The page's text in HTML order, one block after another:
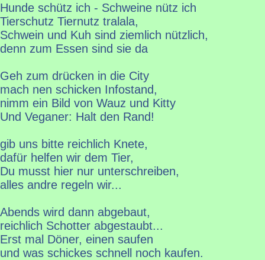
Hunde schütz ich - Schweine nütz ich
Tierschutz Tiernutz tralala,
Schwein und Kuh sind ziemlich nützlich,
denn zum Essen sind sie da
Geh zum drücken in die City
mach nen schicken Infostand,
nimm ein Bild von Wauz und Kitty
Und Veganer: Halt den Rand!
gib uns bitte reichlich Knete,
dafür helfen wir dem Tier,
Du musst hier nur unterschreiben,
alles andre regeln wir...
Abends wird dann abgebaut,
reichlich Schotter abgestaubt...
Erst mal Döner, einen saufen
und was schickes schnell noch kaufen.